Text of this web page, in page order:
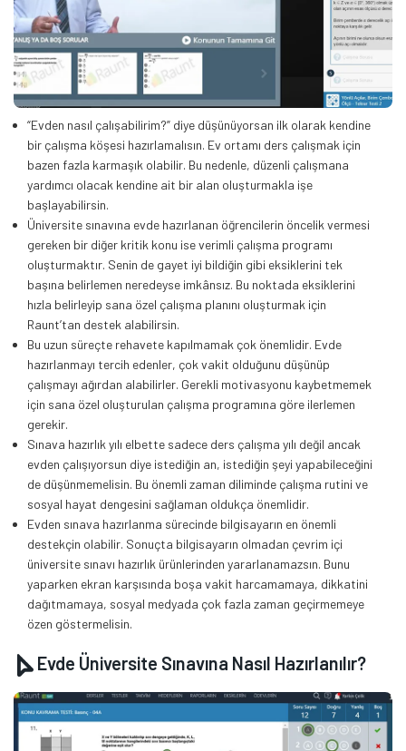
“Evden nasıl çalışabilirim?” diye düşünüyorsan ilk olarak kendine
bir çalışma köşesi hazırlamalısın. Ev ortamı ders çalışmak için
bazen fazla karmaşık olabilir. Bu nedenle, düzenli çalışmana
yardımcı olacak kendine ait bir alan oluşturmakla işe
başlayabilirsin.
Üniversite sınavına evde hazırlanan öğrencilerin öncelik vermesi
gereken bir diğer kritik konu ise verimli çalışma programı
oluşturmaktır. Senin de gayet iyi bildiğin gibi eksiklerini tek
başına belirlemen neredeyse imkânsız. Bu noktada eksiklerini
hızla belirleyip sana özel çalışma planını oluşturmak için
Raunt’tan destek alabilirsin.
Bu uzun süreçte rehavete kapılmamak çok önemlidir. Evde
hazırlanmayı tercih edenler, çok vakit olduğunu düşünüp
çalışmayı ağırdan alabilirler. Gerekli motivasyonu kaybetmemek
için sana özel oluşturulan çalışma programına göre ilerlemen
gerekir.
Sınava hazırlık yılı elbette sadece ders çalışma yılı değil ancak
evden çalışıyorsun diye istediğin an, istediğin şeyi yapabileceğini
de düşünmemelisin. Bu önemli zaman diliminde çalışma rutini ve
sosyal hayat dengesini sağlaman oldukça önemlidir.
Evden sınava hazırlanma sürecinde bilgisayarın en önemli
destekçin olabilir. Sonuçta bilgisayarın olmadan çevrim içi
üniversite sınavı hazırlık ürünlerinden yararlanamazsın. Bunu
yaparken ekran karşısında boşa vakit harcamamaya, dikkatini
dağıtmamaya, sosyal medyada çok fazla zaman geçirmemeye
özen göstermelisin.
Evde Üniversite Sınavına Nasıl Hazırlanılır?